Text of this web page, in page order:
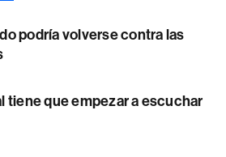
podría volverse contra las
tiene que empezar a escuchar